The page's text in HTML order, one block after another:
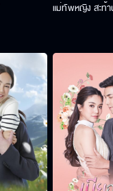
แม่ทัพหญิง สะท้